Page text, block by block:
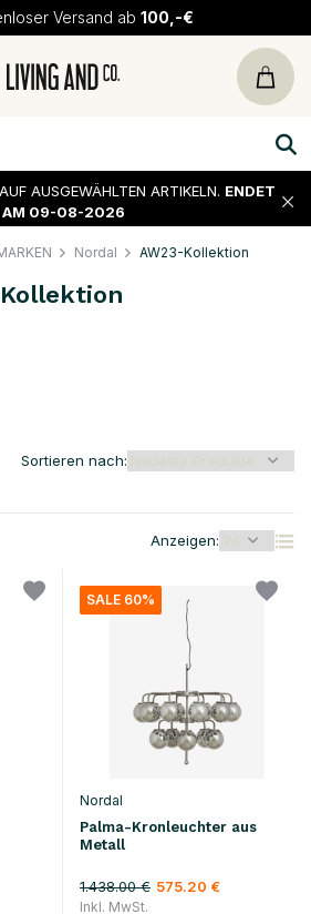
Tage Rückgaberecht
AUF AUSGEWÄHLTEN ARTIKELN. ENDET
AM 09-08-2026
Nordal AW23-Kollektion
Anzeigen:
Sortieren nach:
SALE 60%
Nordal
Palma-Kronleuchter aus
Metall
1.438.00 € 575.20 €
Inkl. MwSt.